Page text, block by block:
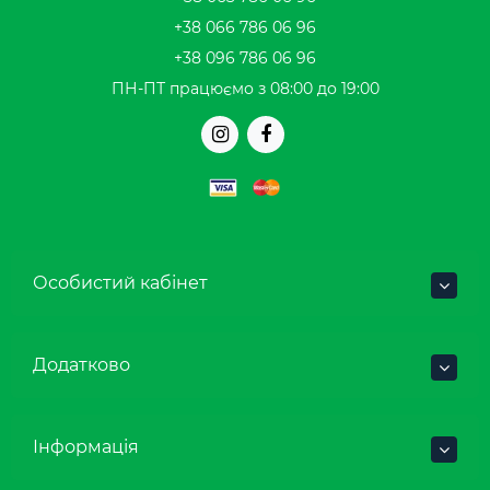
+38 066 786 06 96
+38 096 786 06 96
ПН-ПТ працюємо з 08:00 до 19:00
Особистий кабінет
Додатково
Інформація